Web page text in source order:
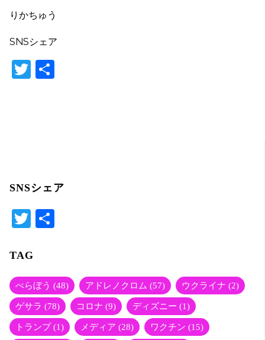
りかちゅう
SNSシェア
T
SNSシェア
T
tte
r
TAG
べらぼう (48) アドレノクロム (57) ウクライナ (2)
ゲサラ (78) コロナ (9) ディズニー (1)
トランプ(1) メディア (28) ワクチン (15)